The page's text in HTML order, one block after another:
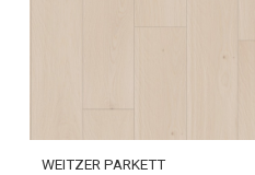
WEITZER PARKETT